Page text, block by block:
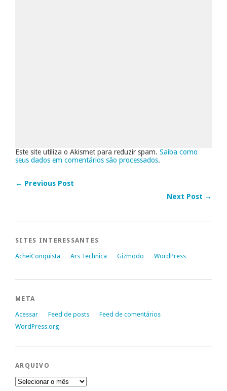
Este site utiliza o Akismet para reduzir spam. Saiba como
seus dados em comentários são processados.
← Previous Post
Next Post →
SITES INTERESSANTES
AcheiConquista Ars Technica Gizmodo WordPress
META
Acessar Feed de posts
Feed de comentários
WordPress.org
ARQUIVO
Arquivo